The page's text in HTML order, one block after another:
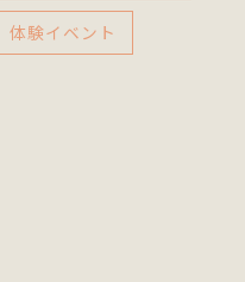
体験イベント